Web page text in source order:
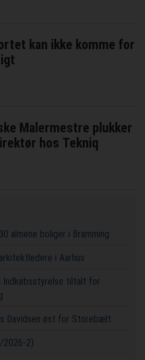
kan ikke komme for
Malermestre plukker
hos Tekniq
almene boliger i Bramming
i Aarhus
Indkøbsstyrelse tiltalt for
Davidsen øst for Storebælt
2026-2)